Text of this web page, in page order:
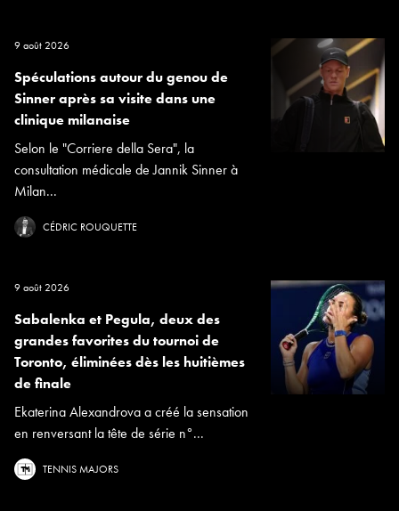
9 août 2026
Spéculations autour du genou de
Sinner après sa visite dans une
clinique milanaise
Selon le "Corriere della Sera", la
consultation médicale de Jannik Sinner à
Milan...
CÉDRIC ROUQUETTE
9 août 2026
Sabalenka et Pegula, deux des
grandes favorites du tournoi de
Toronto, éliminées dès les huitièmes
de finale
Ekaterina Alexandrova a créé la sensation
en renversant la tête de série n°...
TENNIS MAJORS